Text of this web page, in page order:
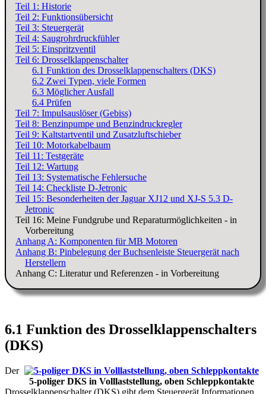
Teil 1: Historie
Teil 2: Funktionsübersicht
Teil 3: Steuergerät
Teil 4: Saugrohrdruckfühler
Teil 5: Einspritzventil
Teil 6: Drosselklappenschalter
6.1 Funktion des Drosselklappenschalters (DKS)
6.2 Zwei Typen, viele Formen
6.3 Möglicher Ausfall
6.4 Prüfen
Teil 7: Impulsauslöser (Gebiss)
Teil 8: Benzinpumpe und Benzindruckregler
Teil 9: Kaltstartventil und Zusatzluftschieber
Teil 10: Motorkabelbaum
Teil 11: Testgeräte
Teil 12: Wartung
Teil 13: Systematische Fehlersuche
Teil 14: Checkliste D-Jetronic
Teil 15: Besonderheiten der Jaguar XJ12 und XJ-S 5.3 D-
Jetronic
Teil 16: Meine Fundgrube und Reparaturmöglichkeiten - in
Vorbereitung
Anhang A: Komponenten für MB Motoren
Anhang B: Pinbelegung der Buchsenleiste Steuergerät nach
Herstellern
Anhang C: Literatur und Referenzen - in Vorbereitung
6.1 Funktion des Drosselklappenschalters
(DKS)
5-poliger DKS in Volllaststellung, oben Schleppkontakte
Der
Drosselklappenschalter (DKS) gibt dem Steuergerät Informationen